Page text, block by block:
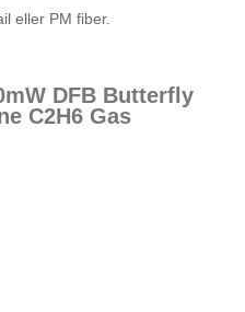
eller PM fiber.
DFB Butterfly
C2H6 Gas